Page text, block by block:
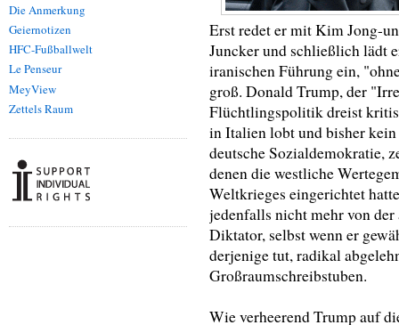
Die Anmerkung
Geiernotizen
HFC-Fußballwelt
Le Penseur
MeyView
Zettels Raum
Erst redet er mit Kim Jong-
Juncker und schließlich lädt
iranischen Führung ein,
groß. Donald Trump, der
Flüchtlingspolitik dreist
in Italien lobt und bisher
deutsche Sozialdemokratie,
denen die westliche
Weltkrieges eingerichtet
jedenfalls nicht mehr von
Diktator, selbst wenn er
derjenige tut, radikal
Großraumschreibstuben.
Wie verheerend Trump auf